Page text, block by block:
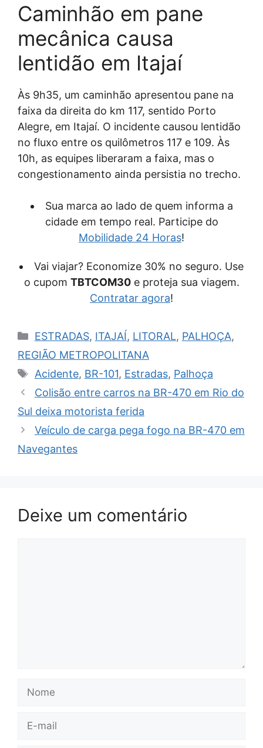
Caminhão em pane
mecânica causa
lentidão em Itajaí
Às 9h35, um caminhão apresentou pane na
faixa da direita do km 117, sentido Porto
Alegre, em Itajaí. O incidente causou lentidão
no fluxo entre os quilômetros 117 e 109. Às
10h, as equipes liberaram a faixa, mas o
congestionamento ainda persistia no trecho.
Sua marca ao lado de quem informa a
cidade em tempo real. Participe do
Mobilidade 24 Horas!
Vai viajar? Economize 30% no seguro. Use
o cupom TBTCOM30e proteja sua viagem.
Contratar agora!
Categorias
ESTRADAS, ITAJAÍ, LITORAL, PALHOÇA,
REGIÃO METROPOLITANA
Tags
Acidente, BR-101, Estradas, Palhoça
Colisão entre carros na BR-470 em Rio do
Sul deixa motorista ferida
Veículo de carga pega fogo na BR-470 em
Navegantes
Deixe um comentário
Nome
E-